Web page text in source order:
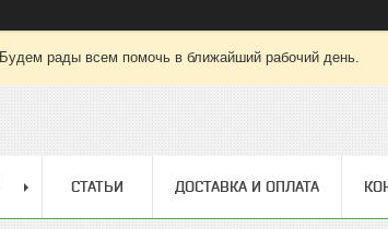
Будем рады всем помочь в ближайший рабочий день.
СТАТЬИ ДОСТАВКА И ОПЛАТА